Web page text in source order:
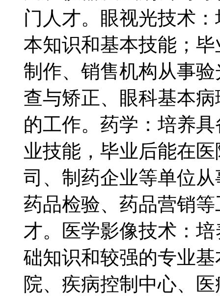
门人才。眼视光技术
本知识和基本技能；
制作、销售机构从事
查与矫正、眼科基本
的工作。药学：培养
业技能，毕业后能在
司、制药企业等单位
药品检验、药品营销
才。医学影像技术：
础知识和较强的专业
院、疾病控制中心、